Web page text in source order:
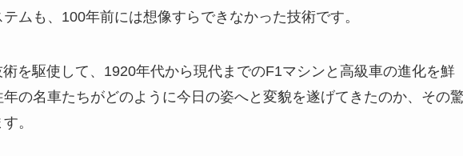
ムも、100年前には想像すらできなかった技術です。
を駆使して、1920年代から現代までのF1マシンと高級車の進化を鮮
の名車たちがどのように今日の姿へと変貌を遂げてきたのか、その
。